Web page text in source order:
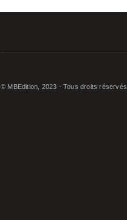
© MBEdition, 2023 - Tous droits réservés